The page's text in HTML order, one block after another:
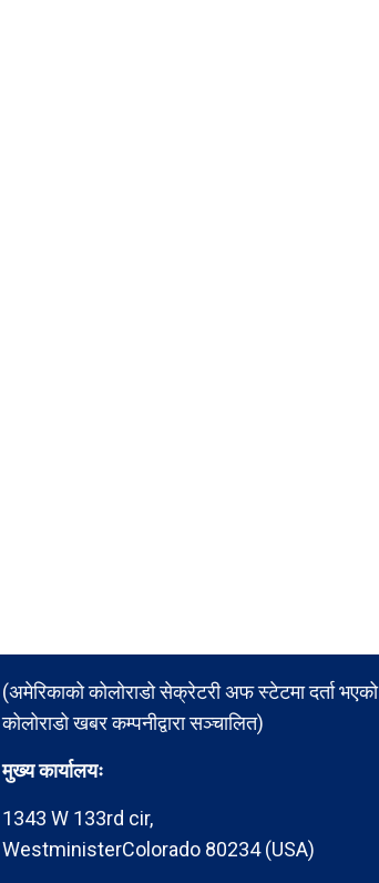
(अमेरिकाको कोलोराडो सेक्रेटरी अफ स्टेटमा दर्ता भएको
कोलोराडो खबर कम्पनीद्वारा सञ्चालित)
मुख्य कार्यालयः
1343 W 133rd cir,
WestministerColorado 80234 (USA)